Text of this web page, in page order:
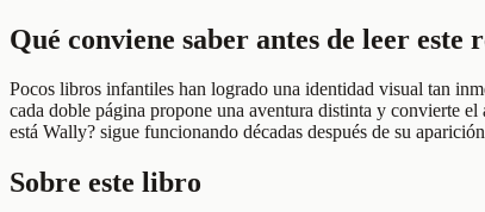
Qué conviene saber antes de leer este
Pocos libros infantiles han logrado una identidad visual tan
cada doble página propone una aventura distinta y convierte
está Wally? sigue funcionando décadas después de su
Sobre este libro